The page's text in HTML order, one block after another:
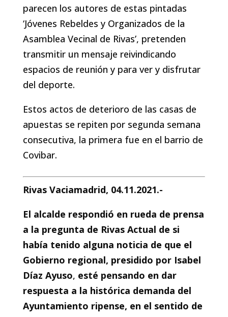
parecen los autores de estas pintadas
‘Jóvenes Rebeldes y Organizados de la
Asamblea Vecinal de Rivas’, pretenden
transmitir un mensaje reivindicando
espacios de reunión y para ver y disfrutar
del deporte.
Estos actos de deterioro de las casas de
apuestas se repiten por segunda semana
consecutiva, la primera fue en el barrio de
Covibar.
Rivas Vaciamadrid, 04.11.2021.-
El alcalde respondió en rueda de prensa
a la pregunta de Rivas Actual de si
había tenido alguna noticia de que el
Gobierno regional, presidido por Isabel
Díaz Ayuso, esté pensando en dar
respuesta a la histórica demanda del
Ayuntamiento ripense, en el sentido de